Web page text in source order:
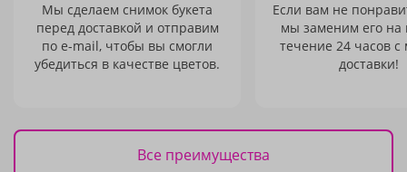
Мы сделаем снимок букета
перед доставкой и отправим
по e-mail, чтобы вы смогли
убедиться в качестве цветов.
Если вам не
мы заменим его на
течение 24 часов с
доставки!
Все преимущества